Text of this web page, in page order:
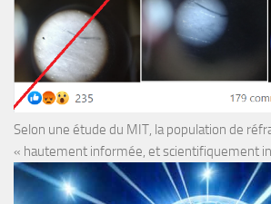
Selon une étude du MIT, la population de
« hautement informée, et scientifiquement